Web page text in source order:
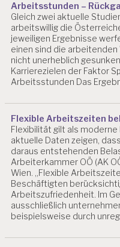
L
Z
B
U
R
A
EI
T
S
W
IS
N
S
H
Arbeitsstunden –
Gleich zwei aktuelle
arbeitswillig die
jeweiligen Ergebnisse
einen sind die
nicht unerheblich
Karrierezielen der Faktor
Arbeitsstunden Das
Flexible Arbeitszeiten
Flexibilität gilt als
aktuelle Daten zeigen,
daraus entstehenden
Arbeiterkammer OÖ (AK
Wien. „Flexible
Beschäftigten
Arbeitszufriedenheit. Im
ausschließlich
beispielsweise durch